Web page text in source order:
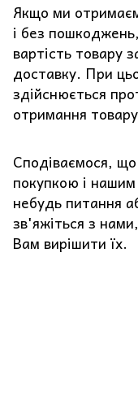
Якщо ми
і без
вартість товару
доставку. При
здійснюється
отримання
Сподіваємося,
покупкою і
небудь питання
зв'яжіться з
Вам вирішити їх.